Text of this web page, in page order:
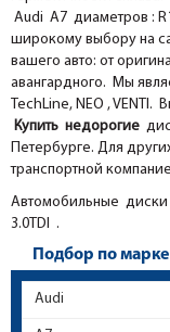
Audi A7 диаметров :
широкому выбору на
вашего авто: от
авангардного. Мы
TechLine, NEO , VENTI.
Купить недорогие
Петербурге. Для
транспортной
Автомобильные
3.0TDI .
Подбор по